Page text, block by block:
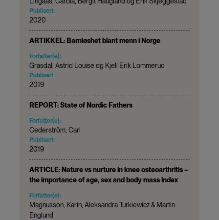
Publisert:
2020
ARTIKKEL: Barnløshet blant menn i Norge
Forfatter(e):
Grasdal, Astrid Louise og Kjell Erik Lommerud
Publisert:
2019
REPORT: State of Nordic Fathers
Forfatter(e):
Cederström, Carl
Publisert:
2019
ARTICLE: Nature vs nurture in knee osteoarthritis –
the importance of age, sex and body mass index
Forfatter(e):
Magnusson, Karin, Aleksandra Turkiewicz & Martin
Englund